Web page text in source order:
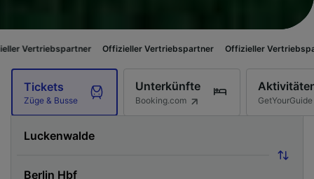
Offizieller Vertriebspartner Offizieller Vertriebspartner
Tickets
Züge & Busse
Unterkünfte
Booking.com GetYourGuide